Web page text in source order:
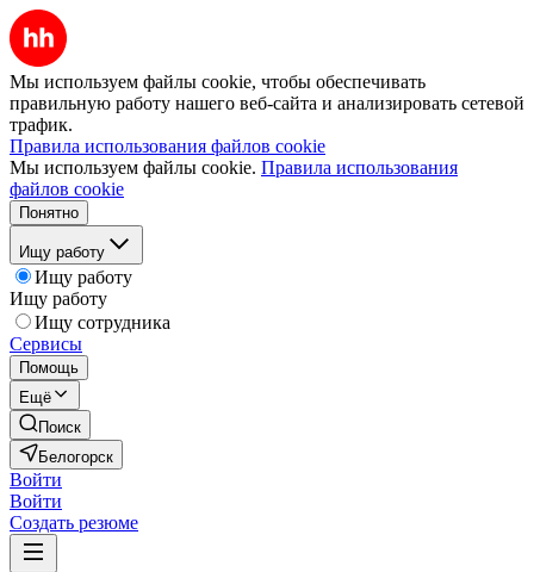
Мы используем файлы cookie, чтобы обеспечивать
правильную работу нашего веб-сайта и анализировать сетевой
трафик.
Правила использования файлов cookie
Мы используем файлы cookie. Правила использования
файлов cookie
Понятно
Ищу работу
Ищу работу
Ищу работу
Ищу сотрудника
Сервисы
Помощь
Ещё
Поиск
Белогорск
Войти
Войти
Создать резюме